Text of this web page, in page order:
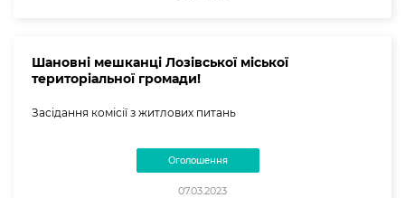
Шановні мешканці Лозівської міської
територіальної громади!
Засідання комісії з житлових питань
Оголошення
07.03.2023